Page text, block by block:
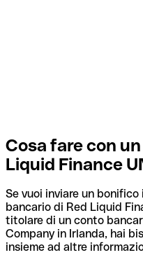
Cosa fare con
Liquid Finance
Se vuoi inviare un
bancario di Red Liquid
titolare di un conto
Company in Irlanda, hai
insieme ad altre